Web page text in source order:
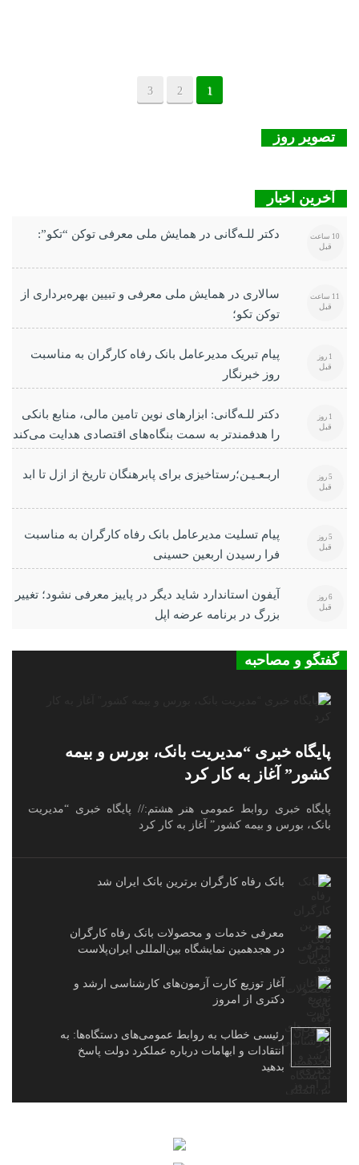
1
2
3
تصویر روز
آخرین اخبار
دکتر للـه‌گانی در همایش ملی معرفی توکن “تکو”: 10 ساعت
قبل
سالاری در همایش ملی معرفی و تبیین بهره‌برداری از
توکن تکو؛
11 ساعت
قبل
پیام تبریک مدیرعامل بانک رفاه کارگران به مناسبت
روز خبرنگار
1 روز
قبل
دکتر للـه‌گانی: ابزارهای نوین تامین مالی، منابع بانکی
را هدفمندتر به سمت بنگاه‌های اقتصادی هدایت می‌کند
1 روز
قبل
اربـعـیـن؛رستاخیزی برای پابرهنگان تاریخ از ازل تا ابد 5 روز
قبل
پیام تسلیت مدیرعامل بانک رفاه کارگران به مناسبت
فرا رسیدن اربعین حسینی
5 روز
قبل
آیفون استاندارد شاید دیگر در پاییز معرفی نشود؛ تغییر
بزرگ در برنامه عرضه اپل
6 روز
قبل
گفتگو و مصاحبه
پایگاه خبری “مدیریت بانک، بورس و بیمه
کشور” آغاز به کار کرد
پایگاه خبری روابط عمومی هنر هشتم:// پایگاه خبری “مدیریت
بانک، بورس و بیمه کشور” آغاز به کار کرد
بانک رفاه کارگران برترین بانک ایران شد
معرفی خدمات و محصولات بانک رفاه کارگران
در هجدهمین نمایشگاه بین‌المللی ایران‌پلاست
آغاز توزیع کارت آزمون‌های کارشناسی ارشد و
دکتری از امروز
رئیسی خطاب به روابط عمومی‌های دستگاه‌ها: به
انتقادات و ابهامات درباره عملکرد دولت پاسخ
بدهید